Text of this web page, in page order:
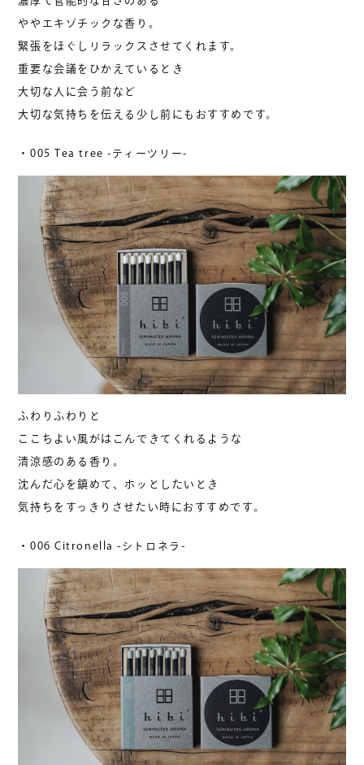
ややエキゾチックな香り。
緊張をほぐしリラックスさせてくれます。
重要な会議をひかえているとき
大切な人に会う前など
大切な気持ちを伝える少し前にもおすすめです。
・005 Tea tree -ティーツリー-
ふわりふわりと
ここちよい風がはこんできてくれるような
清涼感のある香り。
沈んだ心を鎮めて、ホッとしたいとき
気持ちをすっきりさせたい時におすすめです。
・006 Citronella -シトロネラ-